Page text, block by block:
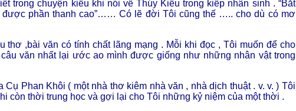
trong chuyện kiều khi nói về Thúy Kiều trong kiếp nhân sinh . “Bắt
được phần thanh cao”…… Có lẽ đời Tôi cũng thế ….. cho dù có mơ
thơ ,bài văn có tính chất lãng mạng . Mỗi khi đọc , Tôi muốn để cho
văn nhất lại ước ao mình được giống như những nhân vật trong
Phan Khôi ( một nhà thơ kiêm nhà văn , nhà dịch thuật . v. v. ) Tôi
còn thời trung học và gợi lại cho Tôi những kỷ niệm của một thời .